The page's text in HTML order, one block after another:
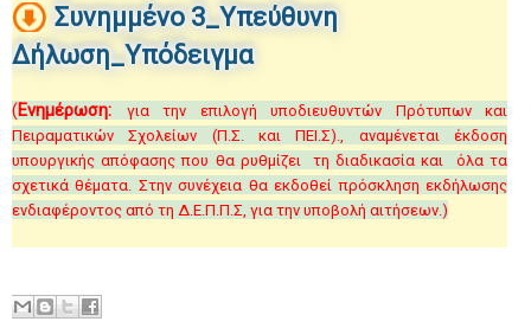
Συνημμένο 3_Υπεύθυνη
Δήλωση_Υπόδειγμα
(Ενημέρωση:
για την επιλογή υποδιευθυντών Πρότυπων και
Πειραματικών Σχολείων (Π.Σ. και ΠΕΙ.Σ)., αναμένεται έκδοση
υπουργικής απόφασης που θα ρυθμίζει τη διαδικασία και όλα τα
σχετικά θέματα. Στην συνέχεια θα εκδοθεί πρόσκληση εκδήλωσης
ενδιαφέροντος από τη Δ.Ε.Π.Π.Σ, για την υποβολή αιτήσεων.)